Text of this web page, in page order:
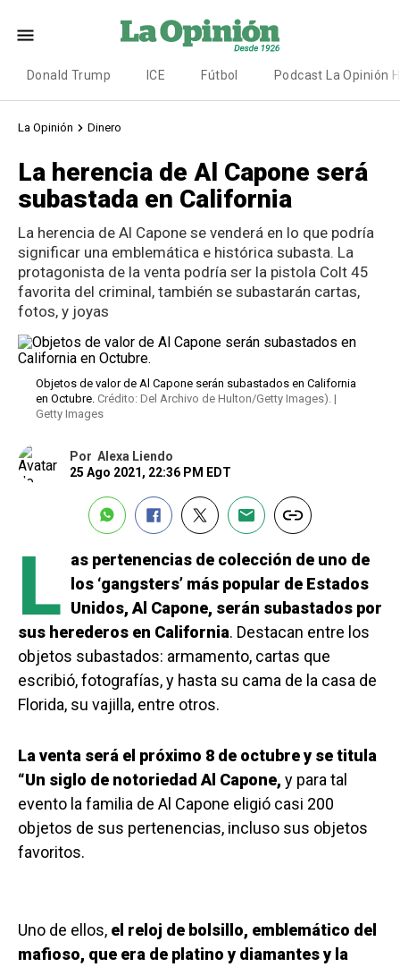
Donald Trump ICE Fútbol Podcast La Opinión
La Opinión Dinero
La herencia de Al Capone será
subastada en California
La herencia de Al Capone se venderá en lo que podría
significar una emblemática e histórica subasta. La
protagonista de la venta podría ser la pistola Colt 45
favorita del criminal, también se subastarán cartas,
fotos, y joyas
Objetos de valor de Al Capone serán subastados en California
en Octubre. Crédito: Del Archivo de Hulton/Getty Images). |
Getty Images
Por Alexa Liendo
25 Ago 2021, 22:36 PM EDT
L as pertenencias de colección de uno de
los ‘gangsters’ más popular de Estados
Unidos, Al Capone, serán subastados por
sus herederos en California. Destacan entre los
objetos subastados: armamento, cartas que
escribió, fotografías, y hasta su cama de la casa de
Florida, su vajilla, entre otros.
La venta será el próximo 8 de octubre y se titula
“Un siglo de notoriedad Al Capone, y para tal
evento la familia de Al Capone eligió casi 200
objetos de sus pertenencias, incluso sus objetos
favoritos.
Uno de ellos, el reloj de bolsillo, emblemático del
mafioso, que era de platino y diamantes y la